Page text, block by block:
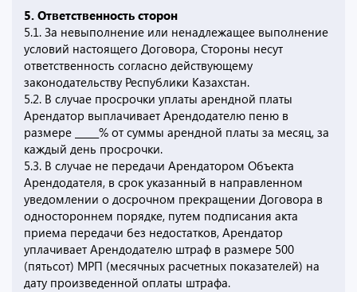
5. Ответственность сторон
5.1. За невыполнение или ненадлежащее выполнение
условий настоящего Договора, Стороны несут
ответственность согласно действующему
законодательству Республики Казахстан.
5.2. В случае просрочки уплаты арендной платы
Арендатор выплачивает Арендодателю пеню в
размере _____% от суммы арендной платы за месяц, за
каждый день просрочки.
5.3. В случае не передачи Арендатором Объекта
Арендодателя, в срок указанный в направленном
уведомлении о досрочном прекращении Договора в
одностороннем порядке, путем подписания акта
приема передачи без недостатков, Арендатор
уплачивает Арендодателю штраф в размере 500
(пятьсот) МРП (месячных расчетных показателей) на
дату произведенной оплаты штрафа.